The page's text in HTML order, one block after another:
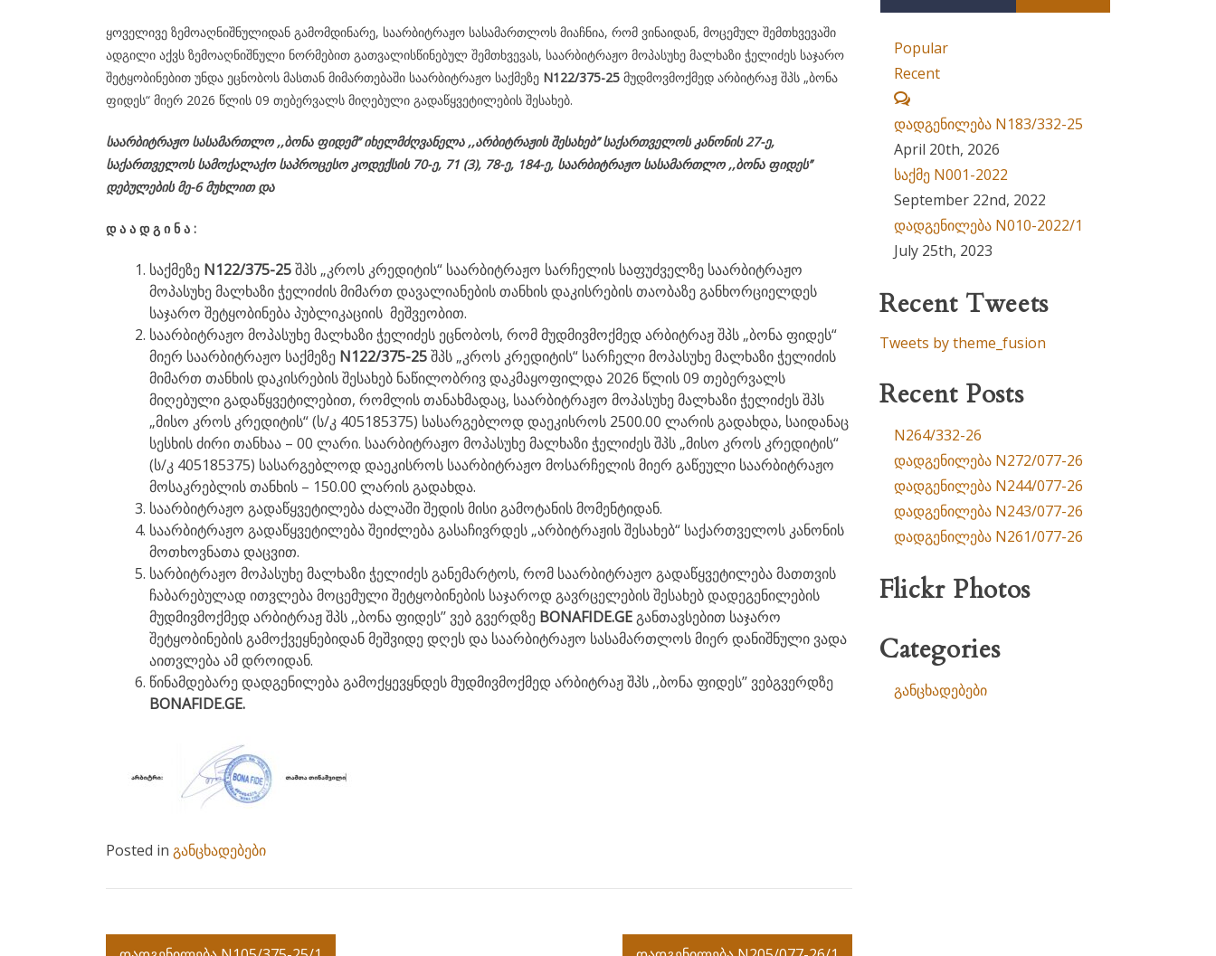
ყოველივე ზემოაღნიშნულიდან გამომდინარე, საარბიტრაჟო სასამართლოს მიაჩნია, რომ ვინაიდან, მოცემულ შემთხვევაში
ადგილი აქვს ზემოაღნიშნული ნორმებით გათვალისწინებულ შემთხვევას, საარბიტრაჟო მოპასუხე მალხაზი ჭელიძეს საჯარო
შეტყობინებით უნდა ეცნობოს მასთან მიმართებაში საარბიტრაჟო საქმეზე N122/375-25 მუდმოვმოქმედ არბიტრაჟ შპს „ბონა
ფიდეს“ მიერ 2026 წლის 09 თებერვალს მიღებული გადაწყვეტილების შესახებ.
საარბიტრაჟო სასამართლო ,,ბონა ფიდემ’’ იხელმძღვანელა,,არბიტრაჟის შესახებ’’ საქართველოს კანონის 27-ე,
საქართველოს სამოქალაქო საპროცესო კოდექსის 70-ე, 71 (3), 78-ე, 184-ე, საარბიტრაჟო სასამართლო ,,ბონა ფიდეს’’
დებულების მე-6 მუხლით და
დ ა ა დ გ ი ნ ა :
საქმეზე N122/375-25შპს „კროს კრედიტის“ საარბიტრაჟო სარჩელის საფუძველზე საარბიტრაჟო
მოპასუხე მალხაზი ჭელიძის მიმართ დავალიანების თანხის დაკისრების თაობაზე განხორციელდეს
საჯარო შეტყობინება პუბლიკაციის მეშვეობით.
საარბიტრაჟო მოპასუხე მალხაზი ჭელიძეს ეცნობოს, რომ მუდმივმოქმედ არბიტრაჟ შპს „ბონა ფიდეს“
მიერ საარბიტრაჟო საქმეზე N122/375-25შპს „კროს კრედიტის“ სარჩელი მოპასუხე მალხაზი ჭელიძის
მიმართ თანხის დაკისრების შესახებ ნაწილობრივ დაკმაყოფილდა 2026 წლის 09 თებერვალს
მიღებული გადაწყვეტილებით, რომლის თანახმადაც, საარბიტრაჟო მოპასუხე მალხაზი ჭელიძეს შპს
„მისო კროს კრედიტის“ (ს/კ 405185375) სასარგებლოდ დაეკისროს 2500.00 ლარის გადახდა, საიდანაც
სესხის ძირი თანხაა – 00 ლარი. საარბიტრაჟო მოპასუხე მალხაზი ჭელიძეს შპს „მისო კროს კრედიტის“
(ს/კ 405185375) სასარგებლოდ დაეკისროს საარბიტრაჟო მოსარჩელის მიერ გაწეული საარბიტრაჟო
მოსაკრებლის თანხის – 150.00 ლარის გადახდა.
საარბიტრაჟო გადაწყვეტილება ძალაში შედის მისი გამოტანის მომენტიდან.
საარბიტრაჟო გადაწყვეტილება შეიძლება გასაჩივრდეს „არბიტრაჟის შესახებ“ საქართველოს კანონის
მოთხოვნათა დაცვით.
სარბიტრაჟო მოპასუხე მალხაზი ჭელიძეს განემარტოს, რომ საარბიტრაჟო გადაწყვეტილება მათთვის
ჩაბარებულად ითვლება მოცემული შეტყობინების საჯაროდ გავრცელების შესახებ დადეგენილების
მუდმივმოქმედ არბიტრაჟ შპს ,,ბონა ფიდეს’’ ვებ გვერდზე BONAFIDE.GEგანთავსებით საჯარო
შეტყობინების გამოქვეყნებიდან მეშვიდე დღეს და საარბიტრაჟო სასამართლოს მიერ დანიშნული ვადა
აითვლება ამ დროიდან.
წინამდებარე დადგენილება გამოქყევყნდეს მუდმივმოქმედ არბიტრაჟ შპს ,,ბონა ფიდეს’’ ვებგვერდზე
BONAFIDE.GE.
Posted in განცხადებები
Post
Popular
Recent
Comments
დადგენილება N183/332-25
April 20th, 2026
საქმე N001-2022
September 22nd, 2022
დადგენილება N010-2022/1
July 25th, 2023
Recent Tweets
Tweets by theme_fusion
Recent Posts
N264/332-26
დადგენილება N272/077-26
დადგენილება N244/077-26
დადგენილება N243/077-26
დადგენილება N261/077-26
Flickr Photos
Categories
განცხადებები